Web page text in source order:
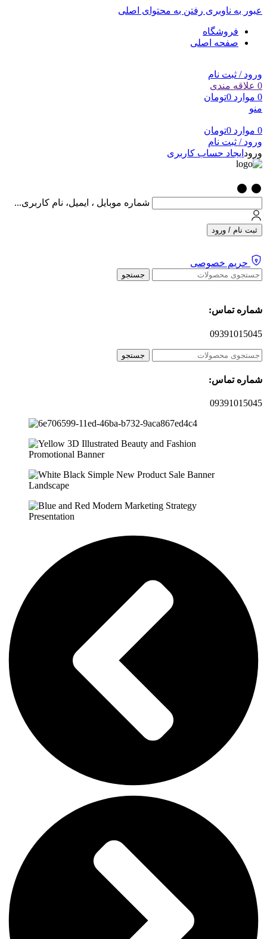
عبور به ناوبری رفتن به محتوای اصلی
فروشگاه
صفحه اصلی
ورود / ثبت نام
0 علاقه مندی
0 موارد 0تومان
منو
0 موارد 0تومان
ورود / ثبت نام
ورود ایجاد حساب کاربری
شماره موبایل ، ایمیل، نام کاربری...
ثبت نام / ورود
حریم خصوصی
جستجو
شماره تماس:
09391015045
جستجو
شماره تماس:
09391015045